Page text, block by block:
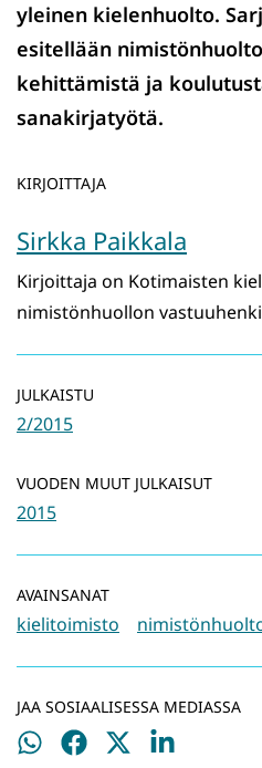
yleinen kielenhuolto.
esitellään
kehittämistä ja
sanakirjatyötä.
KIRJOITTAJA
Sirkka Paikkala
Kirjoittaja on Kotimaisten
nimistönhuollon
JULKAISTU
2/2015
VUODEN MUUT JULKAISUT
2015
AVAINSANAT
kielitoimisto
JAA SOSIAALISESSA MEDIASSA
Jaa
Jaa
Jaa
Jaa